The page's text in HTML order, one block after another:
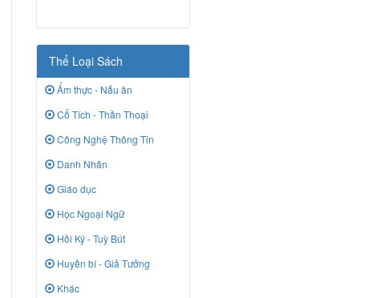
Thể Loại Sách
Ẩm thực - Nấu ăn
Cổ Tích - Thần Thoại
Công Nghệ Thông Tin
Danh Nhân
Giáo dục
Học Ngoại Ngữ
Hồi Ký - Tuỳ Bút
Huyền bí - Giả Tưởng
Khác